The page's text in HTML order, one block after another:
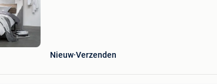
Nieuw Verzenden